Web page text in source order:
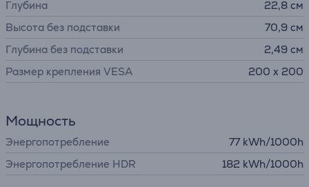
Глубина
22,8 см
Высота без подставки
70,9 см
Глубина без подставки
2,49 см
Размер крепления VESA
200 x 200
Мощность
Энергопотребление
77 kWh/1000h
Энергопотребление HDR
182 kWh/1000h